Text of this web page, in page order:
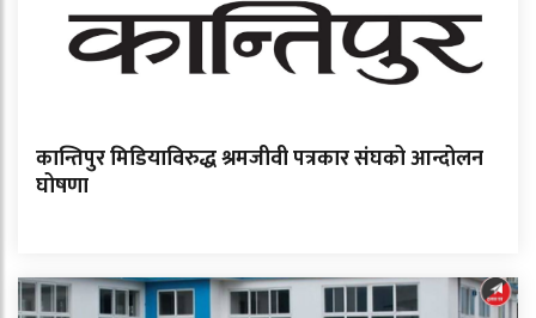
कान्तिपुर मिडियाविरुद्ध श्रमजीवी पत्रकार संघको आन्दोलन
घोषणा